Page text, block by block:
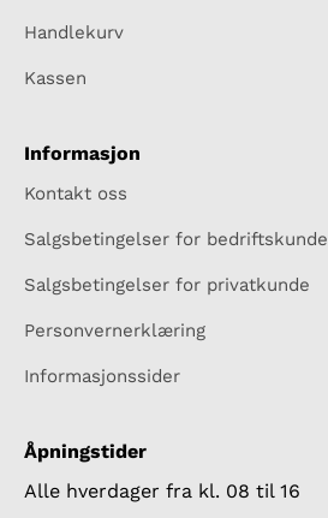
Handlekurv
Kassen
Informasjon
Kontakt oss
Salgsbetingelser for bedriftskunde
Salgsbetingelser for privatkunde
Personvernerklæring
Informasjonssider
Åpningstider
Alle hverdager fra kl. 08 til 16